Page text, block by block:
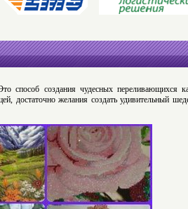
способ создания чудесных переливающихся
достаточно желания создать удивительный